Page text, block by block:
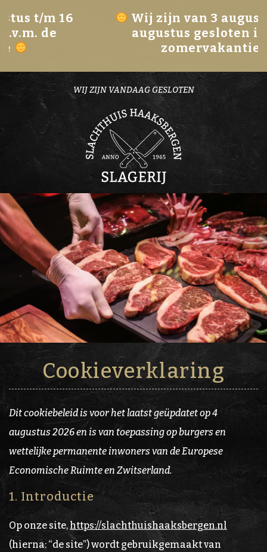
Wij zijn van 3 augustus t/m 16
augustus gesloten i.v.m. de
zomervakantie
WIJ ZIJN VANDAAG GESLOTEN
Cookieverklaring
Dit cookiebeleid is voor het laatst geüpdatet op 4
augustus 2026 en is van toepassing op burgers en
wettelijke permanente inwoners van de Europese
Economische Ruimte en Zwitserland.
1. Introductie
Op onze site,https://slachthuishaaksbergen.nl
(hierna: “de site”) wordt gebruikgemaakt van